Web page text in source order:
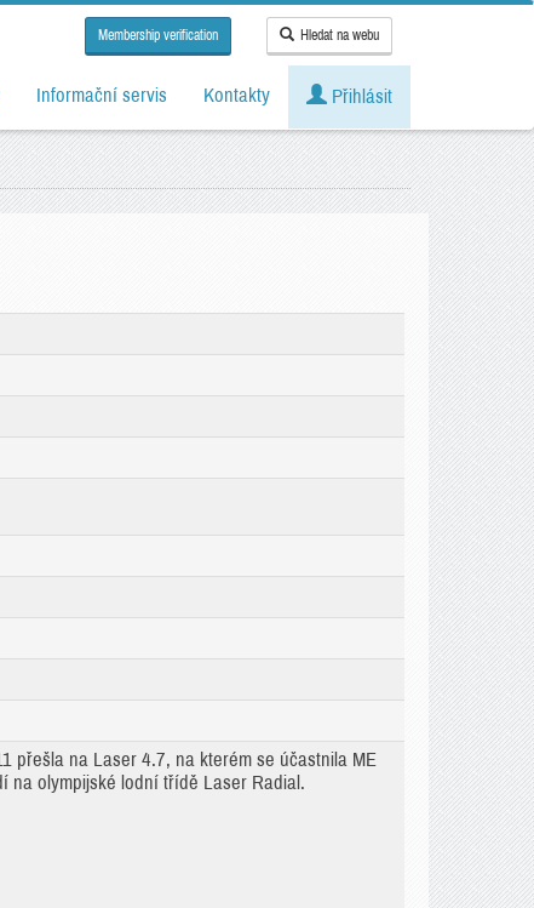
Membership verification Hledat na webu
Informační servis Kontakty Přihlásit
přešla na Laser 4.7, na kterém se účastnila ME
na olympijské lodní třídě Laser Radial.